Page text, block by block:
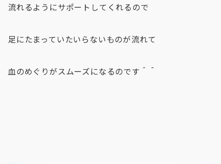
流れるようにサポートしてくれるので
足にたまっていたいらないものが流れて
血のめぐりがスムーズになるのです＾＾